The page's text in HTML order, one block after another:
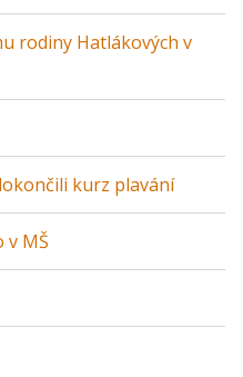
rodiny Hatlákových v
kurz plavání
v MŠ